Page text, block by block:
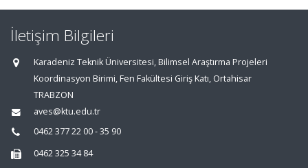
İletişim Bilgileri
Karadeniz Teknik Üniversitesi, Bilimsel Araştırma Projeleri
Koordinasyon Birimi, Fen Fakültesi Giriş Katı, Ortahisar
TRABZON
aves@ktu.edu.tr
0462 377 22 00 - 35 90
0462 325 34 84